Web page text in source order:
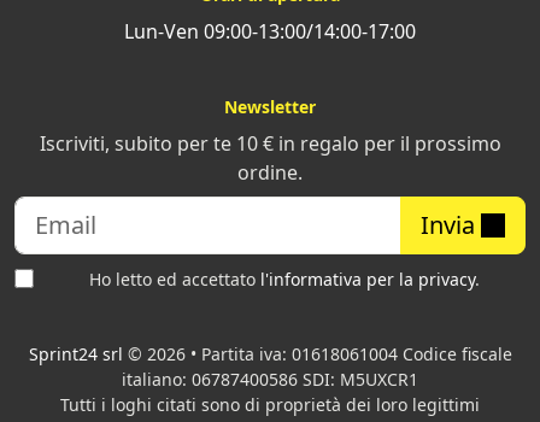
Lun-Ven 09:00-13:00/14:00-17:00
Newsletter
Iscriviti, subito per te 10 € in regalo per il prossimo
ordine.
Invia
Ho letto ed accettato l'informativa per la privacy.
Sprint24 srl © 2026 • Partita iva: 01618061004 Codice fiscale
italiano: 06787400586 SDI: M5UXCR1
Tutti i loghi citati sono di proprietà dei loro legittimi